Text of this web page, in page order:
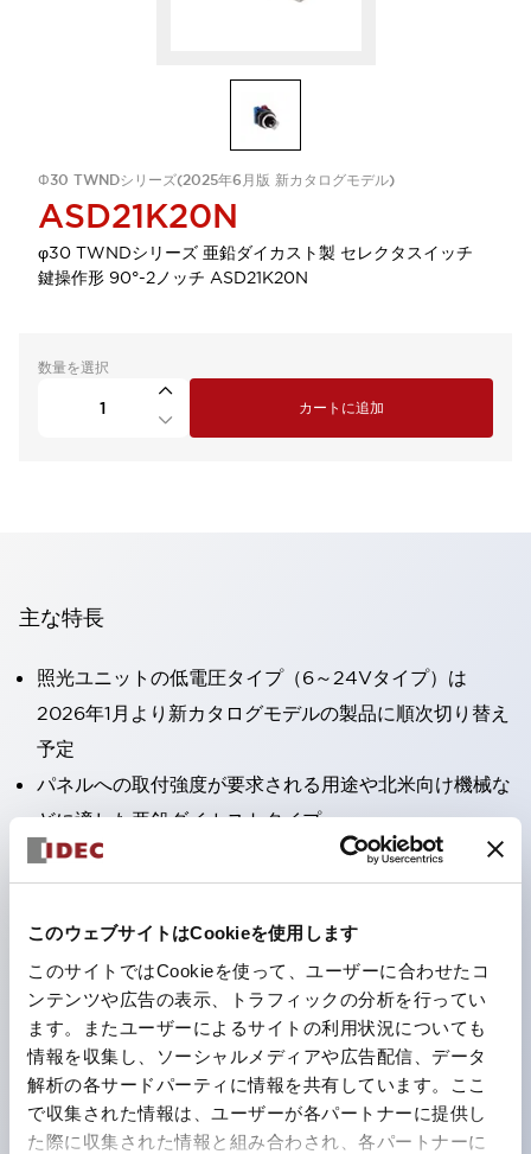
このウェブサイトはCookieを使用します
このサイトではCookieを使って、ユーザーに合わせたコ
ンテンツや広告の表示、トラフィックの分析を行ってい
ます。またユーザーによるサイトの利用状況についても
情報を収集し、ソーシャルメディアや広告配信、データ
解析の各サードパーティに情報を共有しています。ここ
で収集された情報は、ユーザーが各パートナーに提供し
た際に収集された情報と組み合わされ、各パートナーに
Φ30 TWNDシリーズ(2025年6月版 新カタログモデル)
ASD21K20N
φ30 TWNDシリーズ 亜鉛ダイカスト製 セレクタスイッチ
鍵操作形 90°-2ノッチ ASD21K20N
数量を選択
カートに追加
主な特長
照光ユニットの低電圧タイプ（6～24Vタイプ）は
2026年1月より新カタログモデルの製品に順次切り替え
予定
パネルへの取付強度が要求される用途や北米向け機械な
どに適した亜鉛ダイカストタイプ
フィンガープロテクション構造、ねじアップ端子構造、
保護構造IP20に対応したHW-U形コンタクトブロック
を搭載。
高電圧タイプのLED球が搭載可能になり、ダイレクト
タイプの定格使用電圧が最大240Vまで対応可能になり
ました。
ひとつで6色の役をこなすLED球（LSRD球）。これま
で色ごとに分かれていたLED球を、1色のLED球で各色
を表現できるようにしました。